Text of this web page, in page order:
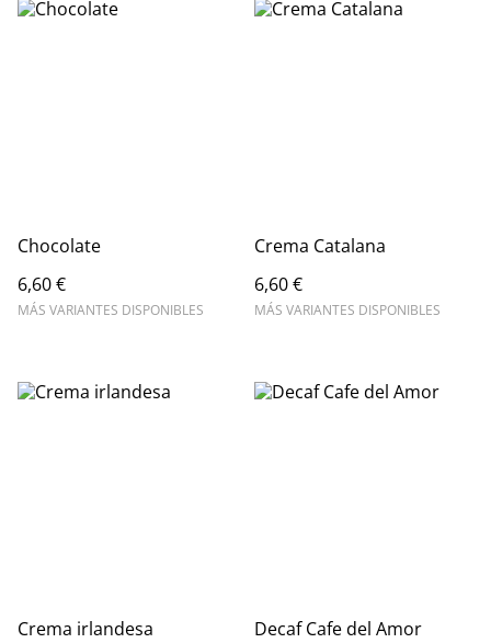
Chocolate
6,60 €
MÁS VARIANTES DISPONIBLES
Crema Catalana
6,60 €
MÁS VARIANTES DISPONIBLES
Crema irlandesa
Decaf Cafe del Amor